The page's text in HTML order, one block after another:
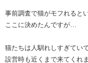
事前調査で猫がモフれると
ここに決めたんですが…
猫たちは人馴れしすぎてい
設営時も近くまで来てくれ